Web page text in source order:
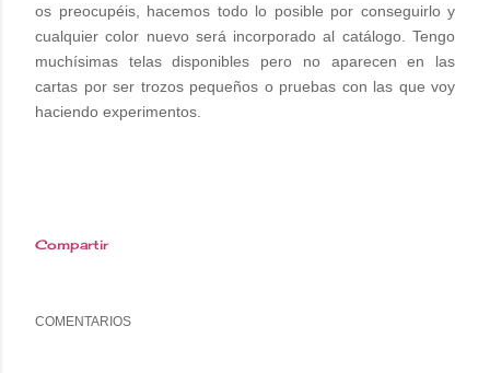
os preocupéis, hacemos todo lo posible por conseguirlo y
cualquier color nuevo será incorporado al catálogo. Tengo
muchísimas telas disponibles pero no aparecen en las
cartas por ser trozos pequeños o pruebas con las que voy
haciendo experimentos.
Compartir
COMENTARIOS